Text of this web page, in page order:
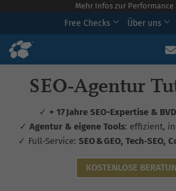
Mehr Infos zur Performance
Free Checks Über uns
SEO‑Agentur
✓ + 17 Jahre SEO-Expertise &
✓ Agentur & eigene Tools: effizient,
✓ Full-Service: SEO & GEO,
KOSTENLOSE